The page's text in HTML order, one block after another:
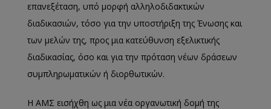
επανεξέταση, υπό μορφή αλληλοδιδακτικών
διαδικασιών, τόσο για την υποστήριξη της Ένωσης και
των μελών της, προς μια κατεύθυνση εξελικτικής
διαδικασίας, όσο και για την πρόταση νέων δράσεων
συμπληρωματικών ή διορθωτικών.
Η ΑΜΣ εισήχθη ως μια νέα οργανωτική δομή της